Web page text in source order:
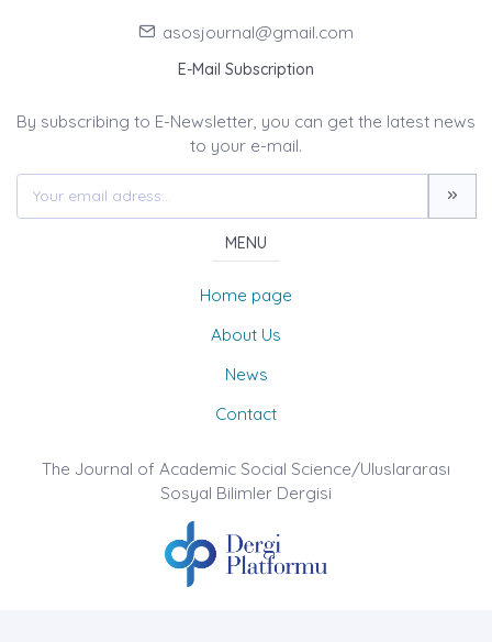
asosjournal@gmail.com
E-Mail Subscription
By subscribing to E-Newsletter, you can get the latest news
to your e-mail.
MENU
Home page
About Us
News
Contact
The Journal of Academic Social Science/Uluslararası
Sosyal Bilimler Dergisi